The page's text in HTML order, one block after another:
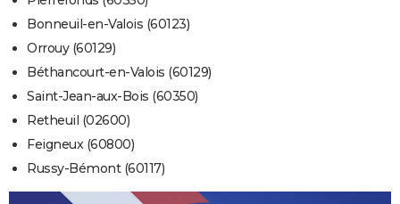
Bonneuil-en-Valois (60123)
Orrouy (60129)
Béthancourt-en-Valois (60129)
Saint-Jean-aux-Bois (60350)
Retheuil (02600)
Feigneux (60800)
Russy-Bémont (60117)